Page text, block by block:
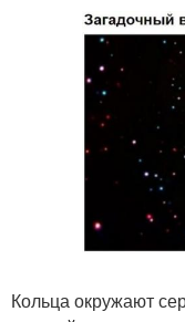
Кольца окружают